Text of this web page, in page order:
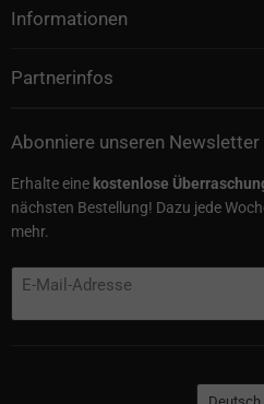
Informationen
Partnerinfos
Abonniere unseren Newsletter
Erhalte eine kostenlose
nächsten Bestellung! Dazu jede
mehr.
E-Mail-Adresse
Sprache